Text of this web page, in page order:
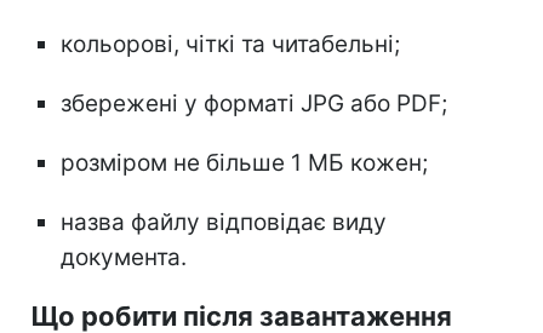
кольорові, чіткі та читабельні;
збережені у форматі JPG або PDF;
розміром не більше 1 МБ кожен;
назва файлу відповідає виду
документа.
Що робити після завантаження